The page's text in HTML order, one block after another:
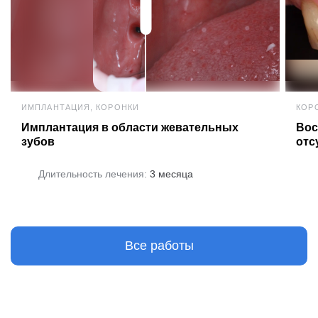
ИМПЛАНТАЦИЯ, КОРОНКИ
Имплантация в области жевательных
зубов
Длительность лечения: 3 месяца
Все работы